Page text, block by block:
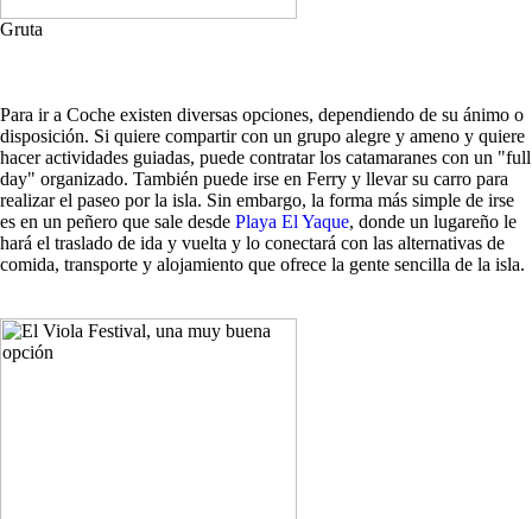
Gruta
Para ir a Coche existen diversas opciones, dependiendo de su ánimo o
disposición. Si quiere compartir con un grupo alegre y ameno y quiere
hacer actividades guiadas, puede contratar los catamaranes con un "full
day" organizado. También puede irse en Ferry y llevar su carro para
realizar el paseo por la isla. Sin embargo, la forma más simple de irse
es en un peñero que sale desde Playa El Yaque, donde un lugareño le
hará el traslado de ida y vuelta y lo conectará con las alternativas de
comida, transporte y alojamiento que ofrece la gente sencilla de la isla.